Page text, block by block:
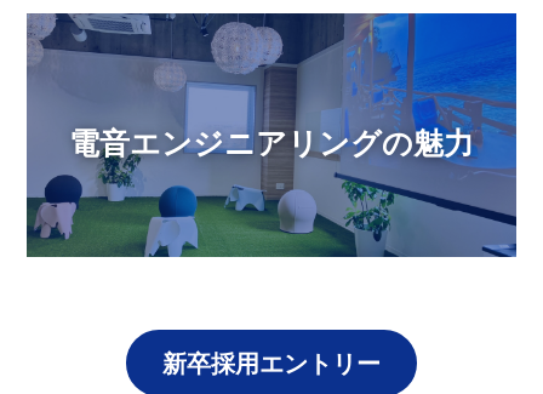
電音エンジニアリングの魅力
新卒採用エントリー